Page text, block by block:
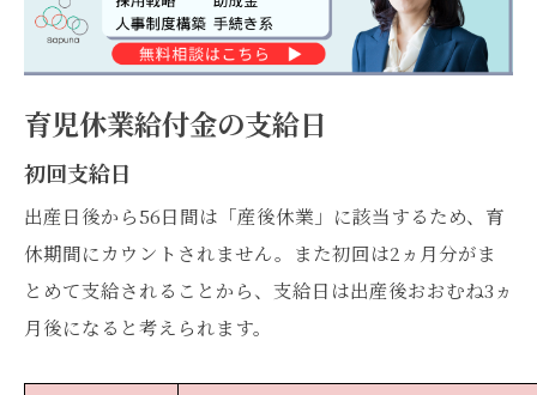
育児休業給付金の支給日
初回支給日
出産日後から56日間は「産後休業」に該当するため、育
休期間にカウントされません。また初回は2ヵ月分がま
とめて支給されることから、支給日は出産後おおむね3ヵ
月後になると考えられます。